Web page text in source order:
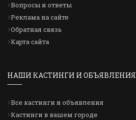
Вопросы и ответы
Реклама на сайте
Обратная связь
Карта сайта
НАШИ КАСТИНГИ И ОБЪЯВЛЕНИЯ
Все кастинги и объявления
Кастинги в вашем городе